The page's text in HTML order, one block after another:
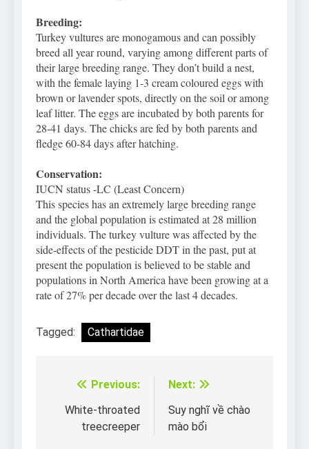
Breeding:
Turkey vultures are monogamous and can possibly
breed all year round, varying among different parts of
their large breeding range. They don’t build a nest,
with the female laying 1-3 cream coloured eggs with
brown or lavender spots, directly on the soil or among
leaf litter. The eggs are incubated by both parents for
28-41 days. The chicks are fed by both parents and
fledge 60-84 days after hatching.
Conservation:
IUCN status -LC (Least Concern)
This species has an extremely large breeding range
and the global population is estimated at 28 million
individuals. The turkey vulture was affected by the
side-effects of the pesticide DDT in the past, put at
present the population is believed to be stable and
populations in North America have been growing at a
rate of 27% per decade over the last 4 decades.
Tagged: Cathartidae
Điều
hướng
Previous:
White-throated
treecreeper
Next:
Suy nghĩ về chào
mào bổi